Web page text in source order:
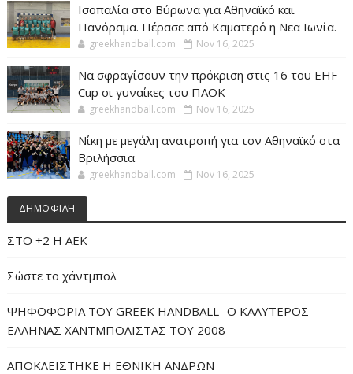
Ισοπαλία στο Βύρωνα για Αθηναϊκό και
Πανόραμα. Πέρασε από Καματερό η Νεα Ιωνία.
greekhandball.com Nov 16, 2025
Να σφραγίσουν την πρόκριση στις 16 του EHF
Cup οι γυναίκες του ΠΑΟΚ
greekhandball.com Nov 16, 2025
Νίκη με μεγάλη ανατροπή για τον Αθηναϊκό στα
Βριλήσσια
greekhandball.com Nov 16, 2025
ΔΗΜΟΦΙΛΗ
ΣΤΟ +2 Η ΑΕΚ
Σώστε το χάντμπολ
ΨΗΦΟΦΟΡΙΑ ΤΟΥ GREEK HANDBALL- O ΚΑΛΥΤΕΡΟΣ
ΕΛΛΗΝΑΣ ΧΑΝΤΜΠΟΛΙΣΤΑΣ ΤΟΥ 2008
ΑΠΟΚΛΕΙΣΤΗΚΕ Η ΕΘΝΙΚΗ ΑΝΔΡΩΝ